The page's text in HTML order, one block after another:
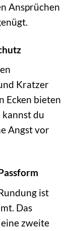
Ansprüchen
Kratzer
Ecken bieten
kannst du
Angst vor
ist
Das
zweite